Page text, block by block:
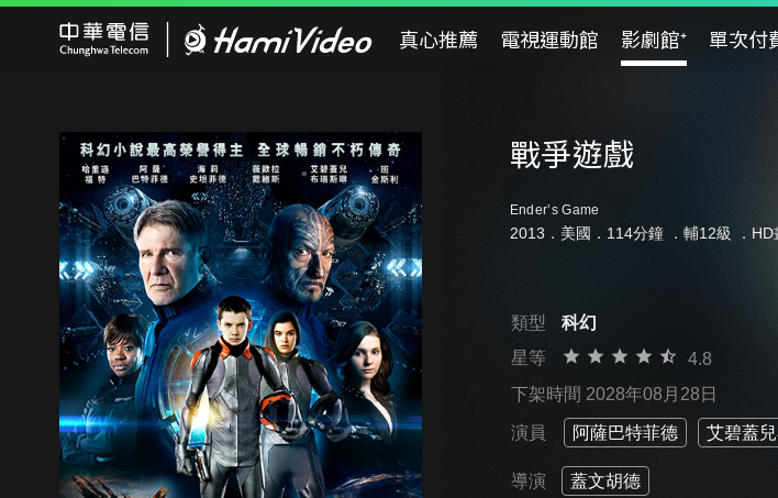
真心推薦 電視運動館 影劇館⁺ 單次付
戰爭遊戲
Ender’s Game
2013．美國．114分鐘 ． 輔12級 ．
類型
科幻
星等
4.8
下架時間 2028年08月28日
演員 阿薩巴特菲德 艾碧蓋
導演 蓋文胡德